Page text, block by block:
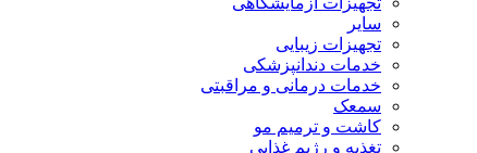
سایر
تجهیزات زیبایی
خدمات دندانپزشکی
خدمات درمانی و مراقبتی
سمعک
کاشت و ترمیم مو
تغذیه و رژیم غذایی